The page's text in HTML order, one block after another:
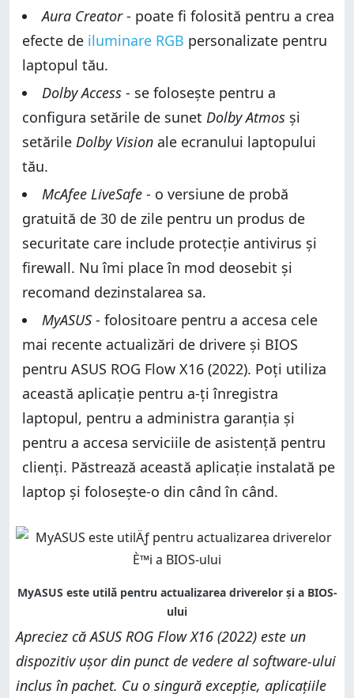
Aura Creator- poate fi folosită pentru a crea
efecte de iluminare RGB personalizate pentru
laptopul tău.
Dolby Access - se folosește pentru a
configura setările de sunet Dolby Atmos și
setările Dolby Vision ale ecranului laptopului
tău.
McAfee LiveSafe - o versiune de probă
gratuită de 30 de zile pentru un produs de
securitate care include protecție antivirus și
firewall. Nu îmi place în mod deosebit și
recomand dezinstalarea sa.
MyASUS - folositoare pentru a accesa cele
mai recente actualizări de drivere și BIOS
pentru ASUS ROG Flow X16 (2022). Poți utiliza
această aplicație pentru a-ți înregistra
laptopul, pentru a administra garanția și
pentru a accesa serviciile de asistență pentru
clienți. Păstrează această aplicație instalată pe
laptop și folosește-o din când în când.
Apreciez că ASUS ROG Flow X16 (2022) este un
dispozitiv ușor din punct de vedere al software-ului
inclus în pachet. Cu o singură excepție, aplicațiile